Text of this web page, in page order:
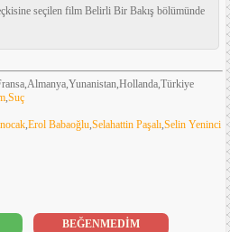
seçilen film Belirli Bir Bakış bölümünde
,Suç
,Erol Babaoğlu,Selahattin Paşalı,Selin Yeninci
BEĞENMEDİM